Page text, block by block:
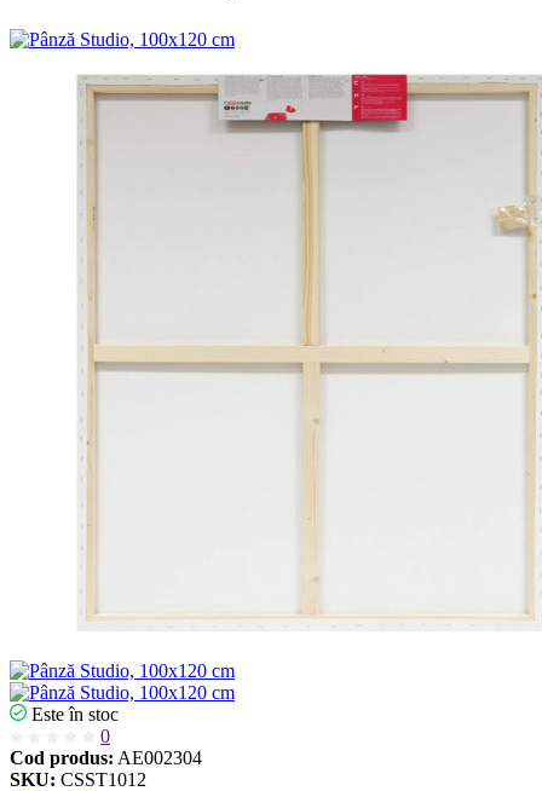
Este în stoc
0
Cod produs: AE002304
SKU: CSST1012